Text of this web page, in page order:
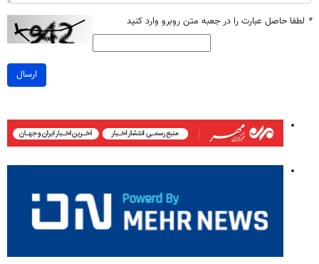
* لطفا حاصل عبارت را در جعبه متن روبرو وارد کنید
ارسال